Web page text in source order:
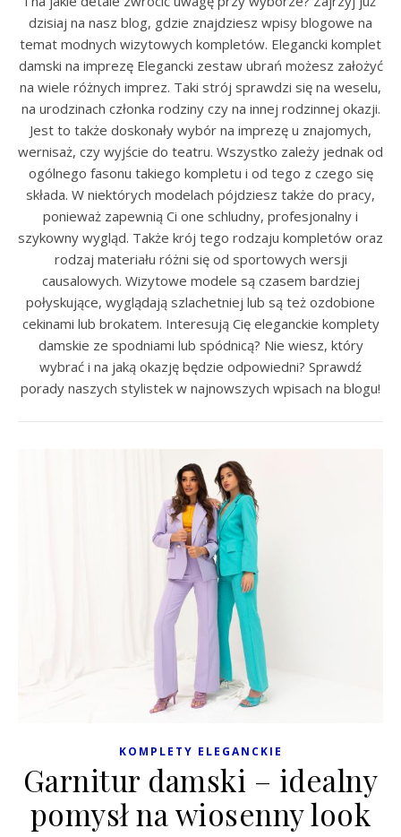
dzisiaj na nasz blog, gdzie znajdziesz wpisy blogowe na
temat modnych wizytowych kompletów. Elegancki komplet
damski na imprezę Elegancki zestaw ubrań możesz założyć
na wiele różnych imprez. Taki strój sprawdzi się na weselu,
na urodzinach członka rodziny czy na innej rodzinnej okazji.
Jest to także doskonały wybór na imprezę u znajomych,
wernisaż, czy wyjście do teatru. Wszystko zależy jednak od
ogólnego fasonu takiego kompletu i od tego z czego się
składa. W niektórych modelach pójdziesz także do pracy,
ponieważ zapewnią Ci one schludny, profesjonalny i
szykowny wygląd. Także krój tego rodzaju kompletów oraz
rodzaj materiału różni się od sportowych wersji
causalowych. Wizytowe modele są czasem bardziej
połyskujące, wyglądają szlachetniej lub są też ozdobione
cekinami lub brokatem. Interesują Cię eleganckie komplety
damskie ze spodniami lub spódnicą? Nie wiesz, który
wybrać i na jaką okazję będzie odpowiedni? Sprawdź
porady naszych stylistek w najnowszych wpisach na blogu!
KOMPLETY ELEGANCKIE
Garnitur damski – idealny
pomysł na wiosenny look